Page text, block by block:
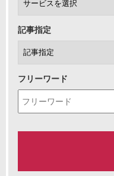
記事指定
フリーワード